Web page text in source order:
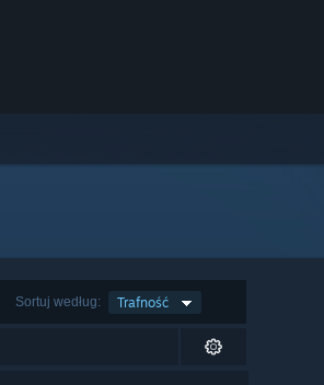
Sortuj według: Trafność